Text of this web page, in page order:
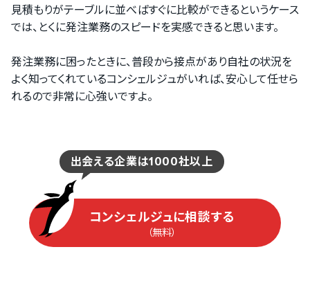
見積もりがテーブルに並べばすぐに比較ができるというケース
では、とくに発注業務のスピードを実感できると思います。
発注業務に困ったときに、普段から接点があり自社の状況を
よく知ってくれているコンシェルジュがいれば、安心して任せら
れるので非常に心強いですよ。
出会える企業は1000社以上
コンシェルジュに相談する
（無料）